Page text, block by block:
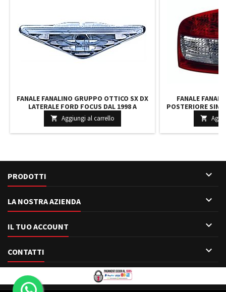
FANALE FANALINO GRUPPO OTTICO SX DX
LATERALE FORD FOCUS DAL 1998 A
SEGUIRE
 Aggiungi al carrello
FANALE
POSTERIORE

PRODOTTI 
LA NOSTRA AZIENDA 
IL TUO ACCOUNT 
CONTATTI 